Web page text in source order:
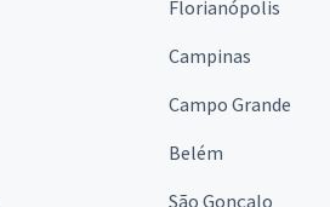
Florianópolis
Campinas
Campo Grande
Belém
São Gonçalo